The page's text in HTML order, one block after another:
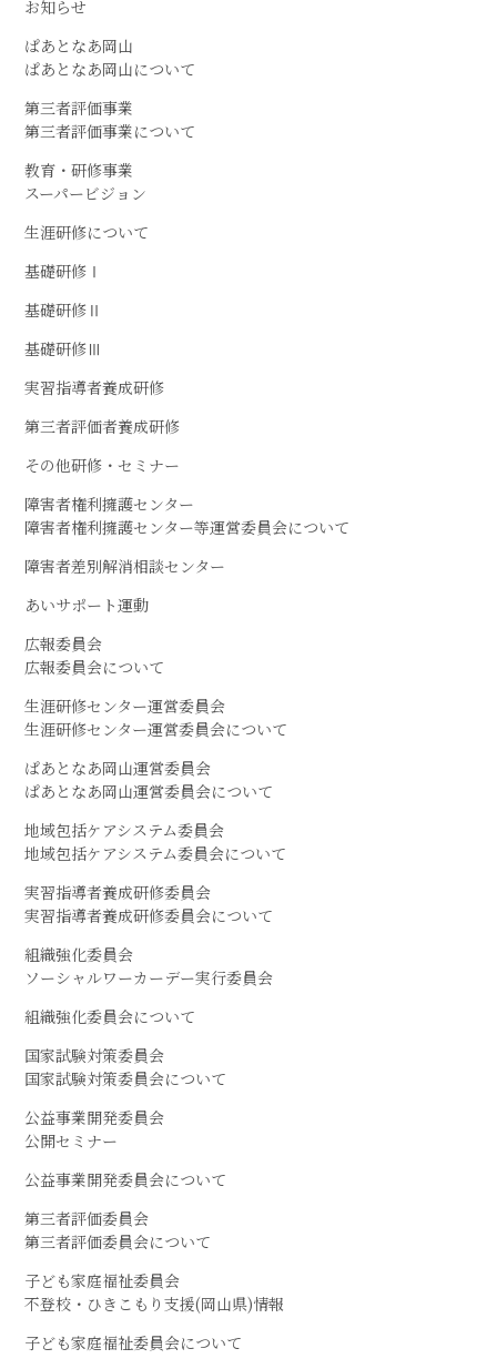
お知らせ
ぱあとなあ岡山
ぱあとなあ岡山について
第三者評価事業
第三者評価事業について
教育・研修事業
スーパービジョン
生涯研修について
基礎研修Ⅰ
基礎研修Ⅱ
基礎研修Ⅲ
実習指導者養成研修
第三者評価者養成研修
その他研修・セミナー
障害者権利擁護センター
障害者権利擁護センター等運営委員会について
障害者差別解消相談センター
あいサポート運動
広報委員会
広報委員会について
生涯研修センター運営委員会
生涯研修センター運営委員会について
ぱあとなあ岡山運営委員会
ぱあとなあ岡山運営委員会について
地域包括ケアシステム委員会
地域包括ケアシステム委員会について
実習指導者養成研修委員会
実習指導者養成研修委員会について
組織強化委員会
ソーシャルワーカーデー実行委員会
組織強化委員会について
国家試験対策委員会
国家試験対策委員会について
公益事業開発委員会
公開セミナー
公益事業開発委員会について
第三者評価委員会
第三者評価委員会について
子ども家庭福祉委員会
不登校・ひきこもり支援(岡山県)情報
子ども家庭福祉委員会について